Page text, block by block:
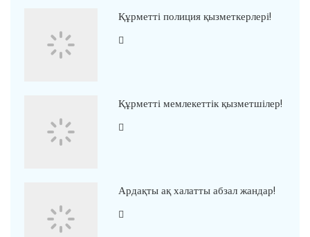
Құрметті полиция қызметкерлері!
Құрметті мемлекеттік қызметшілер!
Ардақты ақ халатты абзал жандар!